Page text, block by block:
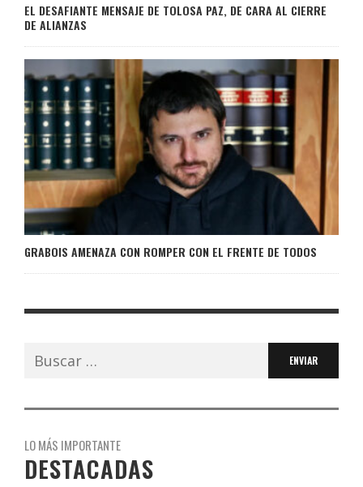
EL DESAFIANTE MENSAJE DE TOLOSA PAZ, DE CARA AL CIERRE
DE ALIANZAS
GRABOIS AMENAZA CON ROMPER CON EL FRENTE DE TODOS
Buscar:
LO MÁS IMPORTANTE
DESTACADAS